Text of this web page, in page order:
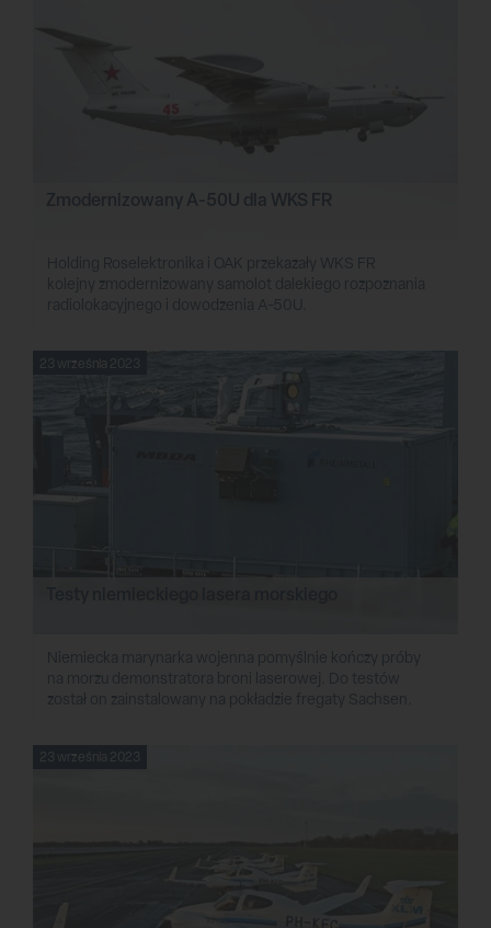
Zmodernizowany A-50U dla WKS FR
Holding Roselektronika i OAK przekazały WKS FR
kolejny zmodernizowany samolot dalekiego rozpoznania
radiolokacyjnego i dowodzenia A-50U.
23 września 2023
Niemiecka marynarka wojenna pomyślnie kończy próby
na morzu demonstratora broni laserowej. Do testów
został on zainstalowany na pokładzie fregaty Sachsen.
23 września 2023